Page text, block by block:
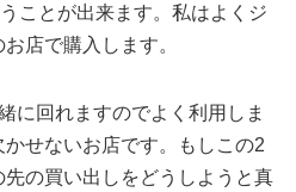
ことが出来ます。私はよくジ
店で購入します。
に回れますのでよく利用しま
せないお店です。もしこの2
の買い出しをどうしようと真